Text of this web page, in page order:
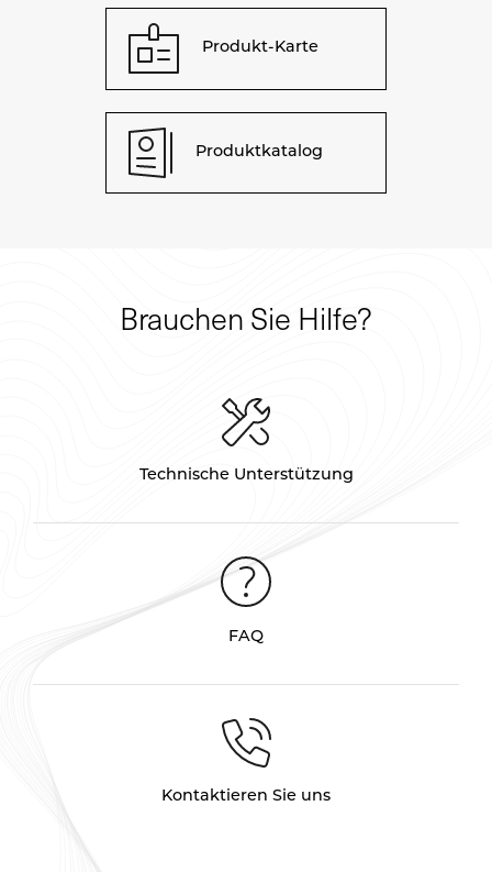
Produkt-Karte
Produktkatalog
Brauchen Sie Hilfe?
Technische Unterstützung
FAQ
Kontaktieren Sie uns